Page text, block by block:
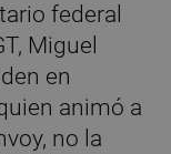
federal
Miguel
en
animó a
no la